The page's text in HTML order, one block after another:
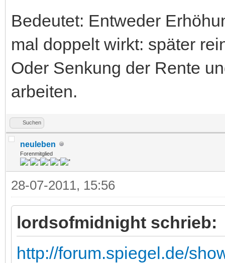
Bedeutet: Entweder
mal doppelt wirkt: später
Oder Senkung der Rente
arbeiten.
Suchen
neuleben
Forenmitglied
28-07-2011, 15:56
lordsofmidnight schrieb:
http://forum.spiegel.de/